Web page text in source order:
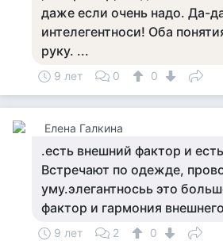
даже если очень надо. Да-
интелегентноси! Оба
руку. ...
9 лет 0 0
Елена Галкина
.есть внешний фактор и
Встречают по одежде,
уму.элегантносьь это
фактор и гармония
9 лет 2
0